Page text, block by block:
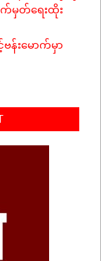
က်မှတ်ရေးထိုး
န်းမောက်မှာ